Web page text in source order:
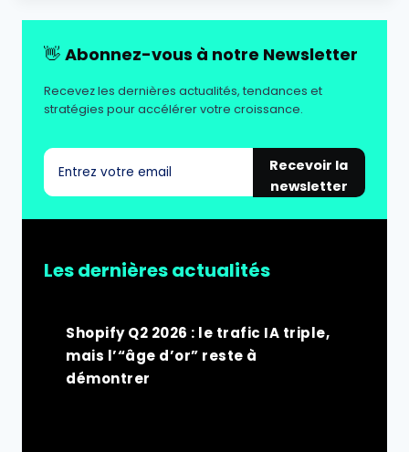
👋 Abonnez-vous à notre Newsletter
Recevez les dernières actualités, tendances et
stratégies pour accélérer votre croissance.
Recevoir la
newsletter
Les dernières actualités
Shopify Q2 2026 : le trafic IA triple,
mais l’“âge d’or” reste à
démontrer